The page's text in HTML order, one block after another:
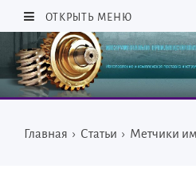
ОТКРЫТЬ МЕНЮ
Главная › Статьи › Метчики